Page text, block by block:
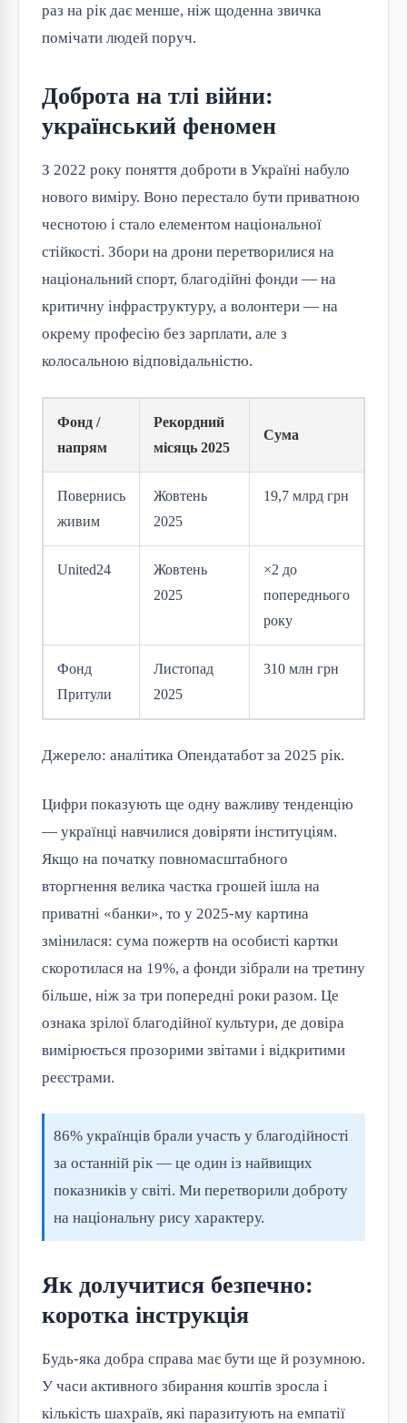
раз на рік дає менше, ніж щоденна звичка
помічати людей поруч.
Доброта на тлі війни:
український феномен
З 2022 року поняття доброти в Україні набуло
нового виміру. Воно перестало бути приватною
чеснотою і стало елементом національної
стійкості. Збори на дрони перетворилися на
національний спорт, благодійні фонди — на
критичну інфраструктуру, а волонтери — на
окрему професію без зарплати, але з
колосальною відповідальністю.
Фонд /
напрям
Рекордний
місяць 2025
Сума
Повернись
живим
Жовтень
2025
19,7 млрд грн
United24
Жовтень
2025
×2 до
попереднього
року
Фонд
Притули
Листопад
2025
310 млн грн
Джерело: аналітика Опендатабот за 2025 рік.
Цифри показують ще одну важливу тенденцію
— українці навчилися довіряти інституціям.
Якщо на початку повномасштабного
вторгнення велика частка грошей ішла на
приватні «банки», то у 2025-му картина
змінилася: сума пожертв на особисті картки
скоротилася на 19%, а фонди зібрали на третину
більше, ніж за три попередні роки разом. Це
ознака зрілої благодійної культури, де довіра
вимірюється прозорими звітами і відкритими
реєстрами.
86% українців брали участь у благодійності
за останній рік — це один із найвищих
показників у світі. Ми перетворили доброту
на національну рису характеру.
Як долучитися безпечно:
коротка інструкція
Будь-яка добра справа має бути ще й розумною.
У часи активного збирання коштів зросла і
кількість шахраїв, які паразитують на емпатії